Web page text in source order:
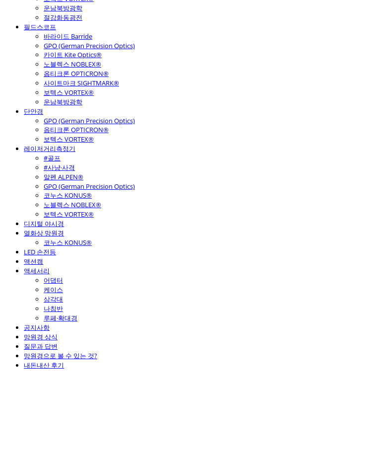
운남북방광학
절강화동광전
필드스코프
바라이드 Barride
GPO (German Precision Optics)
카이트 Kite Optics®
노블렉스 NOBLEX®
옵티크론 OPTICRON®
사이트마크 SIGHTMARK®
보텍스 VORTEX®
운남북방광학
단안경
GPO (German Precision Optics)
옵티크론 OPTICRON®
보텍스 VORTEX®
레이저거리측정기
#골프
#사냥·사격
알펜 ALPEN®
GPO (German Precision Optics)
코누스 KONUS®
노블렉스 NOBLEX®
보텍스 VORTEX®
디지털 야시경
열화상 망원경
코누스 KONUS®
LED 손전등
액션캠
액세서리
어댑터
케이스
삼각대
나침반
루페·확대경
공지사항
망원경 상식
질문과 답변
망원경으로 볼 수 있는 것?
내돈내산 후기